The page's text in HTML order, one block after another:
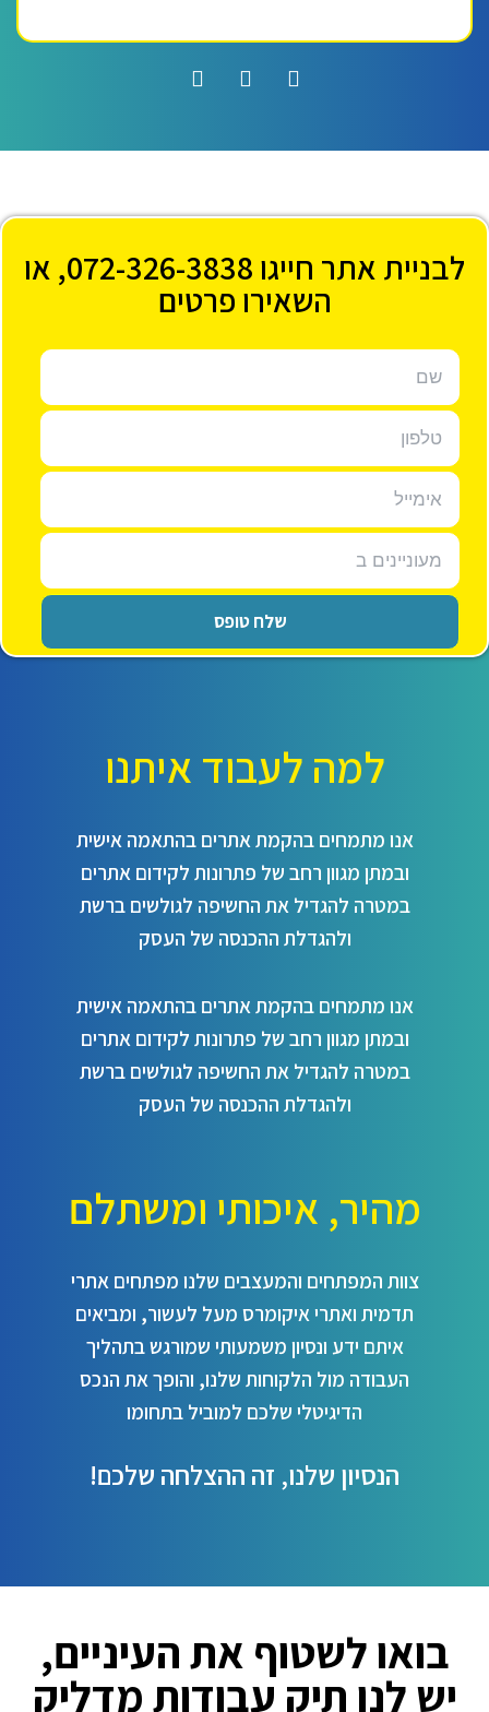
לבניית אתר חייגו 072-326-3838, או
השאירו פרטים
למה לעבוד איתנו
אנו מתמחים בהקמת אתרים בהתאמה אישית
ובמתן מגוון רחב של פתרונות לקידום אתרים
במטרה להגדיל את החשיפה לגולשים ברשת
ולהגדלת ההכנסה של העסק
אנו מתמחים בהקמת אתרים בהתאמה אישית
ובמתן מגוון רחב של פתרונות לקידום אתרים
במטרה להגדיל את החשיפה לגולשים ברשת
ולהגדלת ההכנסה של העסק
מהיר, איכותי ומשתלם
צוות המפתחים והמעצבים שלנו מפתחים אתרי
תדמית ואתרי איקומרס מעל לעשור, ומביאים
איתם ידע ונסיון משמעותי שמורגש בתהליך
העבודה מול הלקוחות שלנו, והופך את הנכס
הדיגיטלי שלכם למוביל בתחומו
הנסיון שלנו, זה ההצלחה שלכם!
בואו לשטוף את העיניים,
ישלנו תיק עבודות מדליק